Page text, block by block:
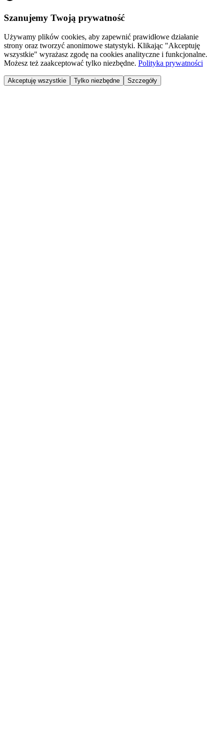
Szanujemy Twoją prywatność
Używamy plików cookies, aby zapewnić prawidłowe działanie
strony oraz tworzyć anonimowe statystyki. Klikając "Akceptuję
wszystkie" wyrażasz zgodę na cookies analityczne i funkcjonalne.
Możesz też zaakceptować tylko niezbędne. Polityka prywatności
Akceptuję wszystkie Tylko niezbędne Szczegóły